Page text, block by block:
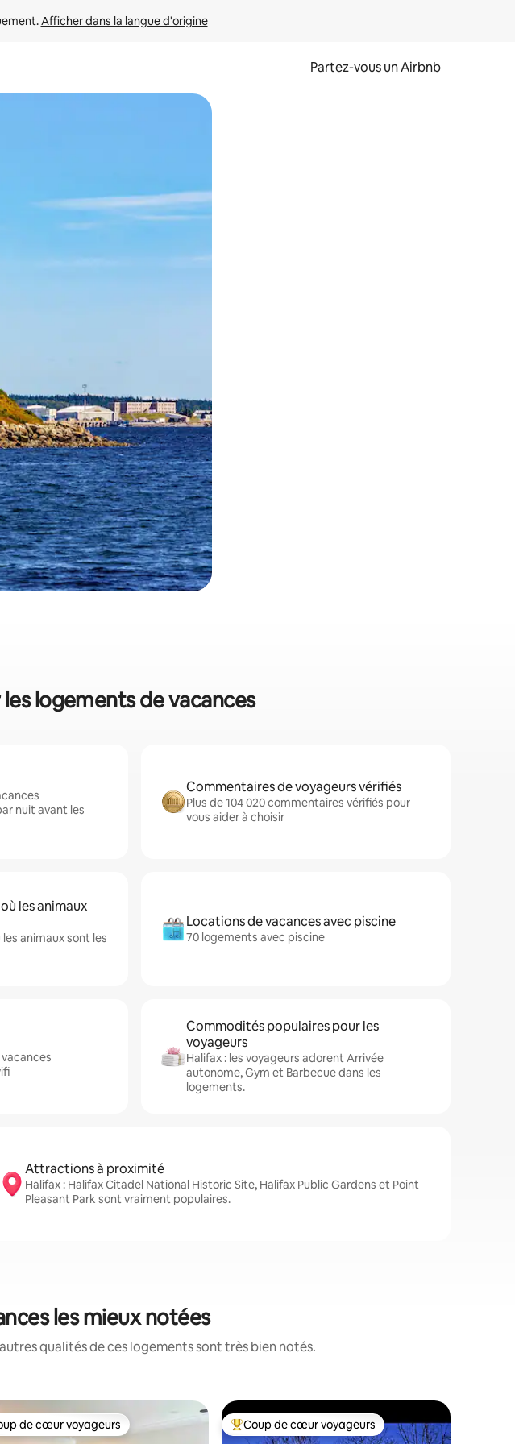
Afficher dans la langue d'origine
Partez-vous un Airbnb
bas, ou en appuyant dessus et en les faisant glisser.
logements de vacances
nuit avant les
Commentaires de voyageurs vérifiés
Plus de 104 020 commentaires vérifiés pour
vous aider à choisir
les animaux
animaux sont les
Locations de vacances avec piscine
70 logements avec piscine
Commodités populaires pour les
voyageurs
Halifax : les voyageurs adorent Arrivée
autonome, Gym et Barbecue dans les
logements.
Attractions à proximité
Halifax : Halifax Citadel National Historic Site, Halifax Public Gardens et Point
Pleasant Park sont vraiment populaires.
les mieux notées
qualités de ces logements sont très bien notés.
de cœur voyageurs
de cœur voyageurs Coup de cœur voyageurs parmi les plus aimés
Coup de cœur voyageurs